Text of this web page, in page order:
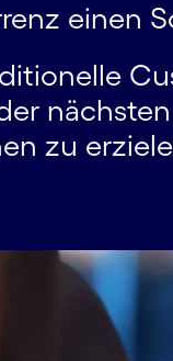
einen
zu